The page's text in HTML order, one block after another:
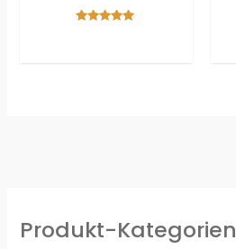
Produkt-Kategorien